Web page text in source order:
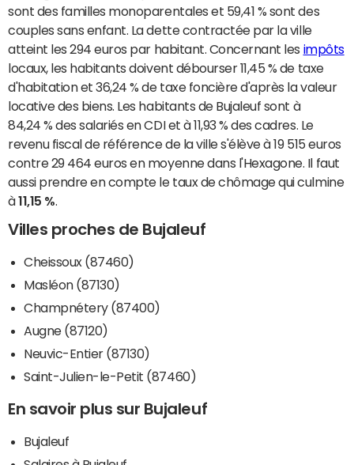
sont des familles monoparentales et 59,41 % sont des
couples sans enfant. La dette contractée par la ville
atteint les 294 euros par habitant. Concernant les impôts
locaux, les habitants doivent débourser 11,45 % de taxe
d'habitation et 36,24 % de taxe foncière d'après la valeur
locative des biens. Les habitants de Bujaleuf sont à
84,24 % des salariés en CDI et à 11,93 % des cadres. Le
revenu fiscal de référence de la ville s'élève à 19 515 euros
contre 29 464 euros en moyenne dans l'Hexagone. Il faut
aussi prendre en compte le taux de chômage qui culmine
à11,15 %
Villes proches de Bujaleuf
Cheissoux (87460)
Masléon (87130)
Champnétery (87400)
Augne (87120)
Neuvic-Entier (87130)
Saint-Julien-le-Petit (87460)
En savoir plus sur Bujaleuf
Bujaleuf